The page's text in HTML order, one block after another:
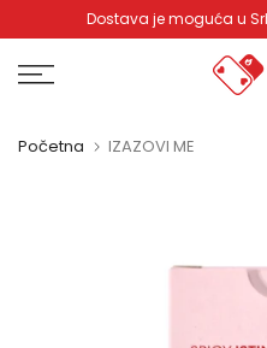
sadržaj
Dostava je moguća u
Početna IZAZOVI ME